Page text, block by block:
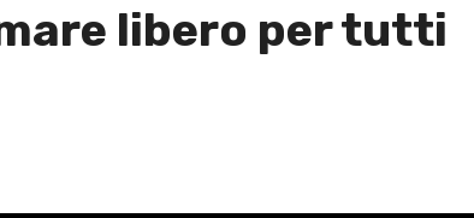
libero per tutti